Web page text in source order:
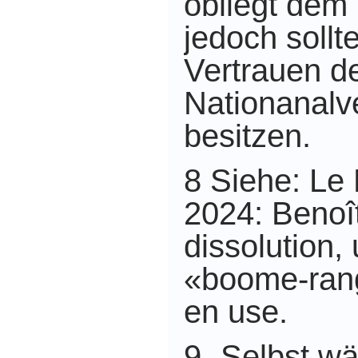
jedoch
Vertrauen
besitzen.
8 Siehe: Le
2024:
dissolution,
«boome-
en use.